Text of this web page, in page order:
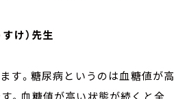
け）先生
す。糖尿病というのは血糖値が高
。血糖値が高い状態が続くと全